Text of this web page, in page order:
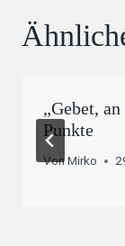
„Gebet,
Punkte
VonMirko